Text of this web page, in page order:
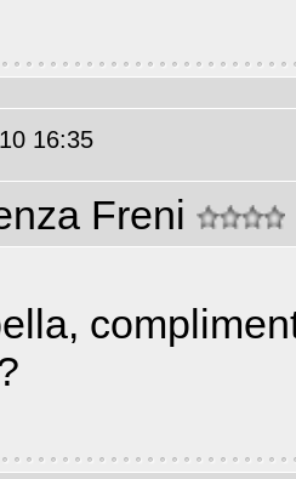
16:35
Freni